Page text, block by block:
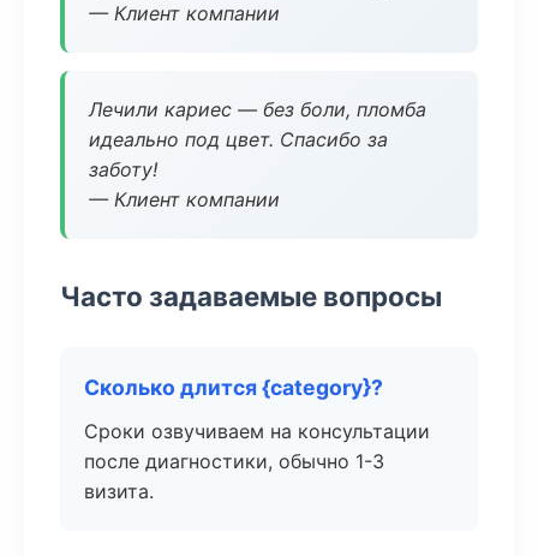
— Клиент компании
Лечили кариес — без боли, пломба
идеально под цвет. Спасибо за
заботу!
— Клиент компании
Часто задаваемые вопросы
Сколько длится {category}?
Сроки озвучиваем на консультации
после диагностики, обычно 1-3
визита.